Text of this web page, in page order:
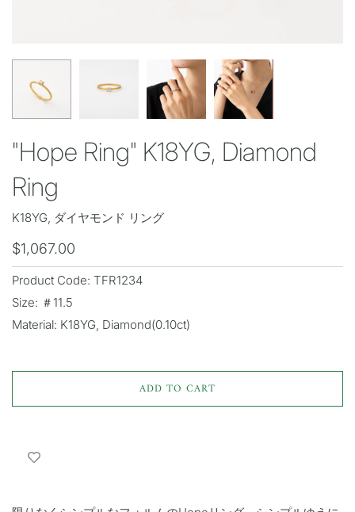
"Hope Ring" K18YG, Diamond
Ring
K18YG, ダイヤモンド リング
$1,067.00
Product Code: TFR1234
Size: ＃11.5
Material: K18YG, Diamond(0.10ct)
ADD TO CART